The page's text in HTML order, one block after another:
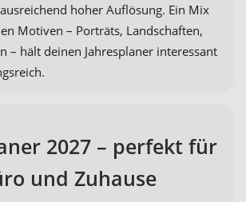
hoher Auflösung. Ein Mix
Motiven – Porträts, Landschaften,
– hält deinen Jahresplaner interessant
2027 – perfekt für
und Zuhause